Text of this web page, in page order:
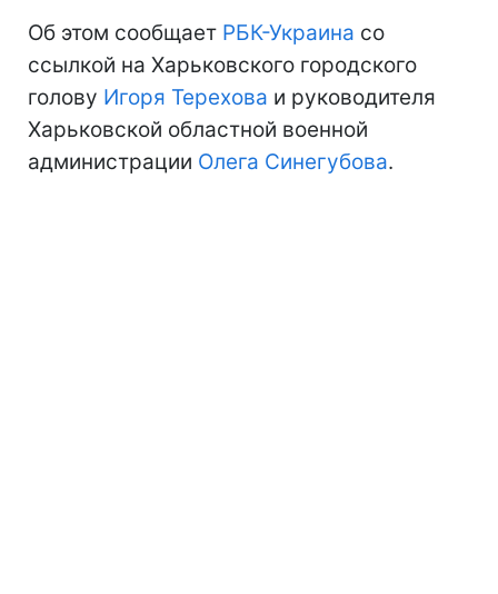
Об этом сообщает РБК-Украина со
ссылкой на Харьковского городского
голову Игоря Терехова и руководителя
Харьковской областной военной
администрации Олега Синегубова.